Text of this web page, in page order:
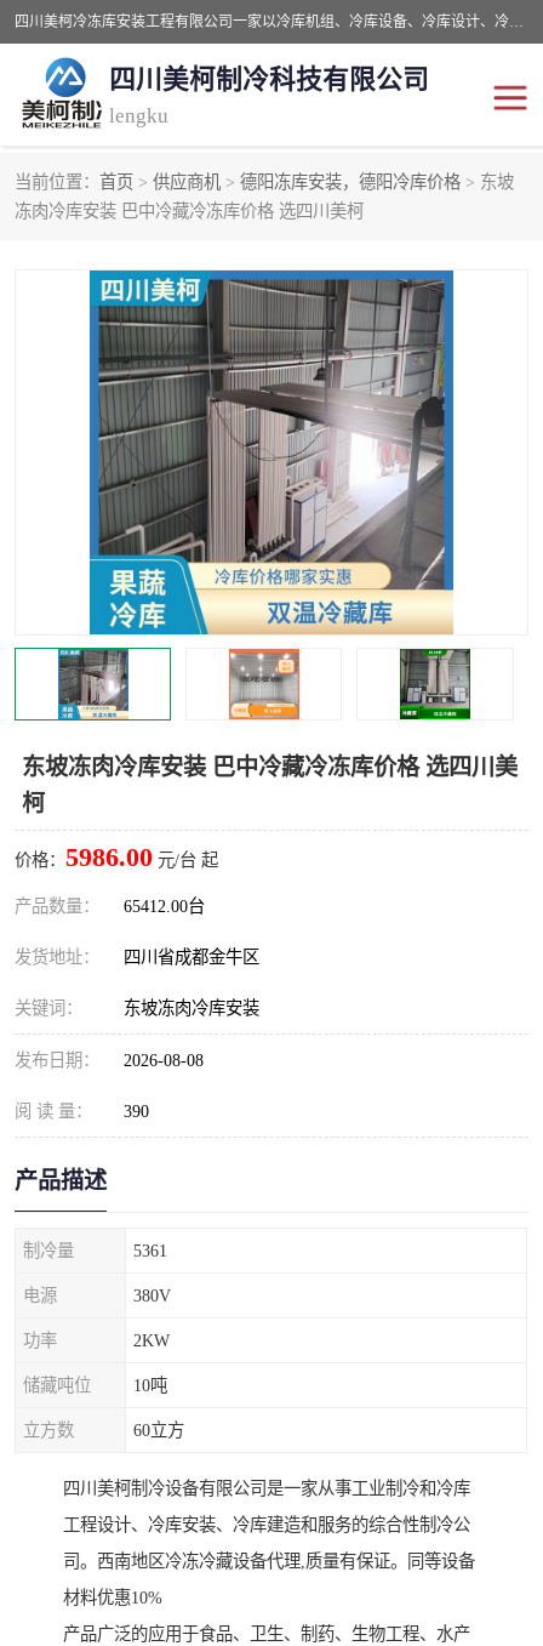
四川美柯冷冻库安装工程有限公司一家以冷库机组、冷库设备、冷库设计、冷冻库设备销售、冷库安装、冻库安装价格及技术服务为一体的综合企业，咨询热线：同等设备材料优惠10% 。公司各种类型安装组合式冷库、冷冻库、冷藏库、气调保鲜库、并提供成套设备供应、安装与调试、维护与维修、技术咨询、操作维修人员技术培训等
四川美柯制冷科技有限公司
lengku
当前位置： 首页 > 供应商机 > 德阳冻库安装，德阳冷库价格 > 东坡
冻肉冷库安装 巴中冷藏冷冻库价格 选四川美柯
东坡冻肉冷库安装 巴中冷藏冷冻库价格 选四川美
柯
价格： 5986.00 元/台 起
产品数量： 65412.00台
发货地址： 四川省成都金牛区
关键词： 东坡冻肉冷库安装
发布日期： 2026-08-08
阅 读 量： 390
产品描述
制冷量 5361
电源 380V
功率 2KW
储藏吨位 10吨
立方数 60立方
四川美柯制冷设备有限公司是一家从事工业制冷和冷库
工程设计、冷库安装、冷库建造和服务的综合性制冷公
司。西南地区冷冻冷藏设备代理,质量有保证。同等设备
材料优惠10%
产品广泛的应用于食品、卫生、制药、生物工程、水产
冷库安装，冷库价格 四川冷库，四川冻库安装
成都冻库，成都冻库价格 绵阳冻库,绵阳保鲜冷库
德阳冻库安装，德阳冷库 广元冻库安装,广元冻库造
价
南充冻库设计,南充冻库安 遂宁冻库
资阳冻库，资阳冻库安装 泸州冻库，泸州冷库
乐山冻库,乐山保鲜冷库 自贡冻库组装
雅安冷库,雅安冻库 攀枝花冻库
烘干冷链 冻库安装，小型冻库造价
内江冷库，内江冻库 宜宾冷库，宜宾冻库设备
甘孜冻库安装